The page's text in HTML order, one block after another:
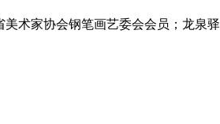
术家协会钢笔画艺委会会员；龙泉驿